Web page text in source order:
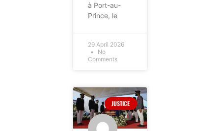
à Port-au-
Prince, le
29 April 2026
No
Comments
JUSTICE